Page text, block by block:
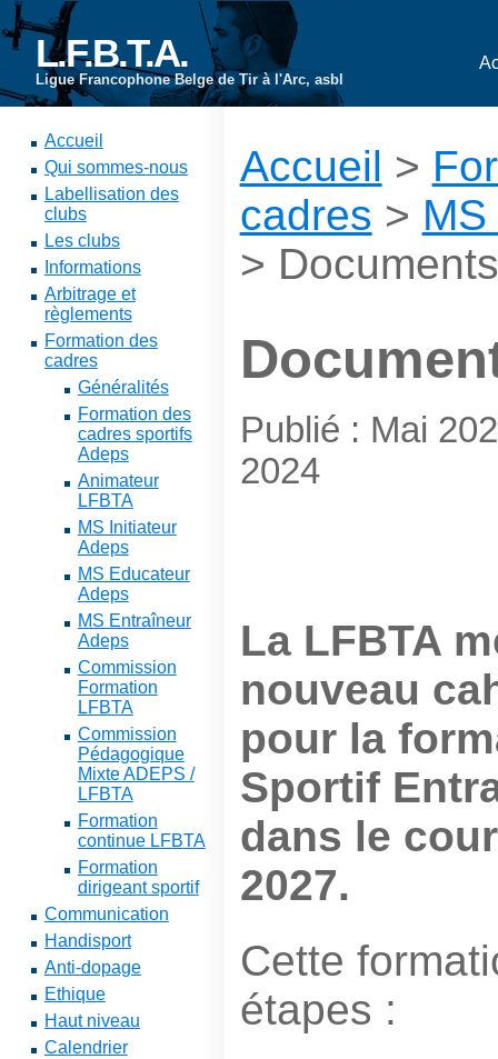
L.F.B.T.A.
Ligue Francophone Belge de Tir à l'Arc, asbl
Accueil
Qui sommes-nous
Labellisation des
clubs
Les clubs
Informations
Arbitrage et
règlements
Formation des
cadres
Généralités
Formation des
cadres sportifs
Adeps
Animateur
LFBTA
MS Initiateur
Adeps
MS Educateur
Adeps
MS Entraîneur
Adeps
Commission
Formation
LFBTA
Commission
Pédagogique
Mixte ADEPS /
LFBTA
Formation
continue LFBTA
Formation
dirigeant sportif
Communication
Handisport
Anti-dopage
Ethique
Haut niveau
Calendrier
Accueil >
cadres >
> Documents
Publié : Mai
2024
La LFBTA
nouveau
pour la
Sportif
dans le
2027.
Cette
étapes :